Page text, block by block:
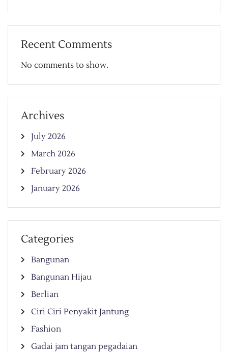
Recent Comments
No comments to show.
Archives
July 2026
March 2026
February 2026
January 2026
Categories
Bangunan
Bangunan Hijau
Berlian
Ciri Ciri Penyakit Jantung
Fashion
Gadai jam tangan pegadaian